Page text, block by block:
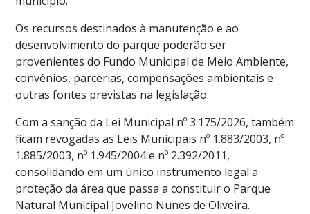
Os recursos destinados à manutenção e ao
desenvolvimento do parque poderão ser
provenientes do Fundo Municipal de Meio Ambiente,
convênios, parcerias, compensações ambientais e
outras fontes previstas na legislação.
Com a sanção da Lei Municipal nº 3.175/2026, também
ficam revogadas as Leis Municipais nº 1.883/2003, nº
1.885/2003, nº 1.945/2004 e nº 2.392/2011,
consolidando em um único instrumento legal a
proteção da área que passa a constituir o Parque
Natural Municipal Jovelino Nunes de Oliveira.